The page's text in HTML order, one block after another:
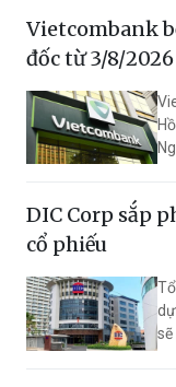
Vietcombank
đốc từ 3/8/2026
DIC Corp sắp
cổ phiếu